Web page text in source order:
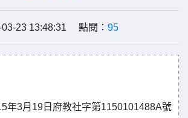
03-23 13:48:31 點閱： 95
年3月19日府教社字第1150101488A號